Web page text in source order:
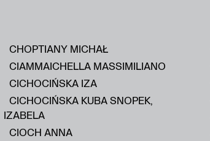
CHOPTIANY MICHAŁ
CIAMMAICHELLA MASSIMILIANO
CICHOCIŃSKA IZA
CICHOCIŃSKA KUBA SNOPEK,
IZABELA
CIOCH ANNA